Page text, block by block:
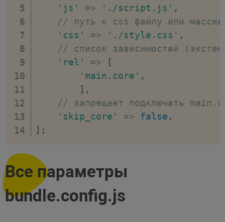
'js'
=> './script.js' ,
// путь к css файлу или массив
'css'
=> './style.css' ,
// список зависимостей
'rel'
=>
[
'main.core' ,
] ,
// запрещает подключать
'skip_core'
=> false ,
] ;
Все параметры
bundle.config.js